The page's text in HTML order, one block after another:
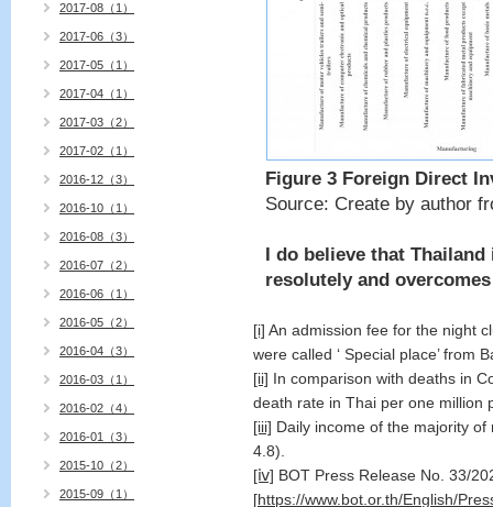
Figure3 Foreign Direct
Source: Create by author
I do believe that
resolutely and
[i] An admission fee for the night
were called ‘ Special place’ from
[ii] In comparison with deaths in
death rate in Thai per one million
[iii] Daily income of the majority
4.8).
[ⅳ] BOT Press Release No. 33/
[https://www.bot.or.th/English/
2017-08（1）
2017-06（3）
2017-05（1）
2017-04（1）
2017-03（2）
2017-02（1）
2016-12（3）
2016-10（1）
2016-08（3）
2016-07（2）
2016-06（1）
2016-05（2）
2016-04（3）
2016-03（1）
2016-02（4）
2016-01（3）
2015-10（2）
2015-09（1）